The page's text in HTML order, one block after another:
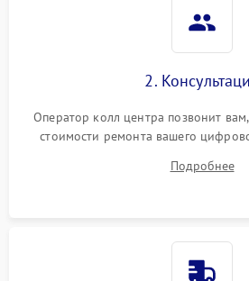
2.
Оператор колл центра позвонит
стоимости ремонта вашего
Подробнее